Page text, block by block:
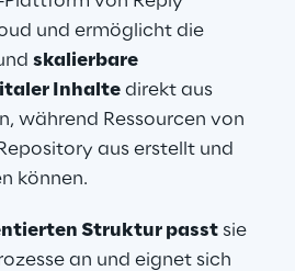
und ermöglicht die
skalierbare
Inhalte direkt aus
während Ressourcen von
aus erstellt und
können.
Struktur passt sie
an und eignet sich